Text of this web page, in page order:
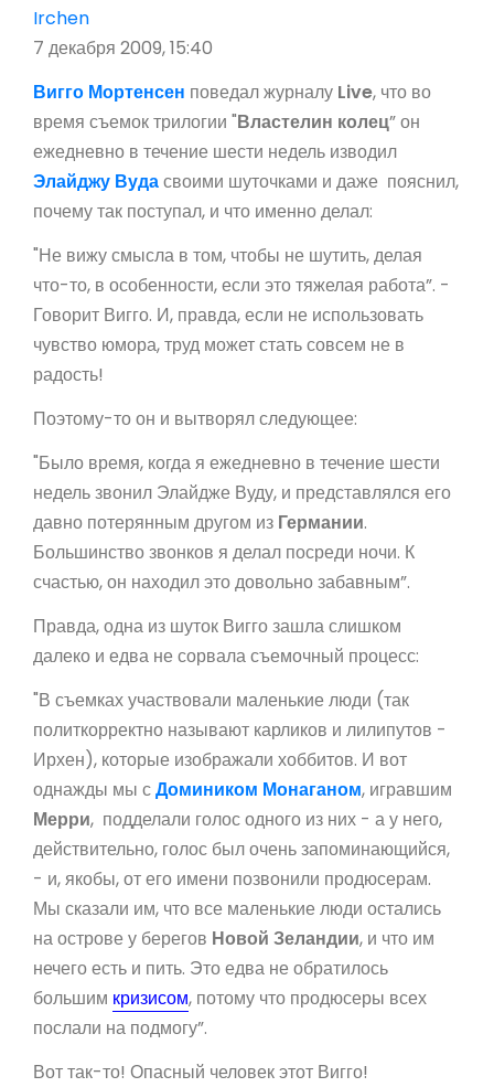
Irchen
7 декабря 2009, 15:40
Вигго Мортенсен поведал журналу Live, что во
время съемок трилогии "Властелин колец” он
ежедневно в течение шести недель изводил
Элайджу Вудасвоими шуточками и даже пояснил,
почему так поступал, и что именно делал:
"Не вижу смысла в том, чтобы не шутить, делая
что-то, в особенности, если это тяжелая работа”. -
Говорит Вигго. И, правда, если не использовать
чувство юмора, труд может стать совсем не в
радость!
Поэтому-то он и вытворял следующее:
"Было время, когда я ежедневно в течение шести
недель звонил Элайдже Вуду, и представлялся его
давно потерянным другом из Германии.
Большинство звонков я делал посреди ночи. К
счастью, он находил это довольно забавным”.
Правда, одна из шуток Вигго зашла слишком
далеко и едва не сорвала съемочный процесс:
"В съемках участвовали маленькие люди (так
политкорректно называют карликов и лилипутов -
Ирхен), которые изображали хоббитов. И вот
однажды мы сДомиником Монаганом, игравшим
Мерри, подделали голос одного из них - а у него,
действительно, голос был очень запоминающийся,
- и, якобы, от его имени позвонили продюсерам.
Мы сказали им, что все маленькие люди остались
на острове у берегов Новой Зеландии, и что им
нечего есть и пить. Это едва не обратилось
большим кризисом, потому что продюсеры всех
послали на подмогу”.
Вот так-то! Опасный человек этот Вигго!